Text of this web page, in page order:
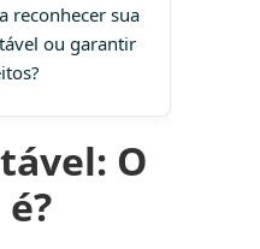
reconhecer sua
ou garantir
O